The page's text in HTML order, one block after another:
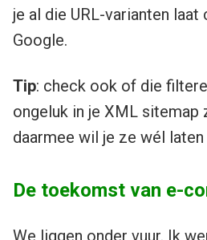
je al die URL-varianten
Google.
Tip: check ook of die
ongeluk in je XML sitemap
daarmee wil je ze wél laten
De toekomst van e-